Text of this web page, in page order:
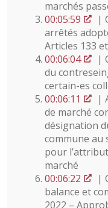
marchés
00:05:59
|
arrêtés
Articles 133
00:06:04
|
du
certain-es
00:06:11
|
de marché
désignation
commune au
pour
marché
00:06:22
|
balance et
2022 –